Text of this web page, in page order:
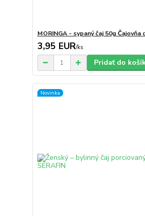
MORINGA - sypaný čaj 50g Čajovňa
3,95 EUR/ks
Pridať do
Novinka